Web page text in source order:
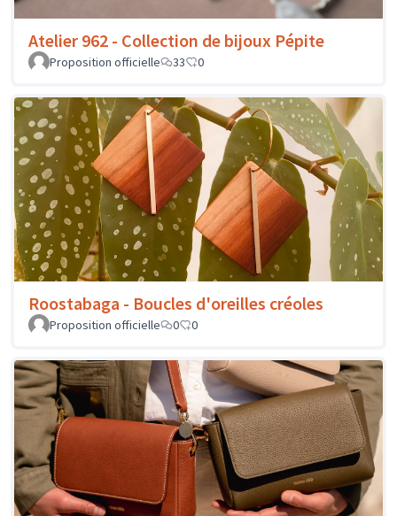
Atelier 962 - Collection de bijoux Pépite
Proposition officielle 33 0
Roostabaga - Boucles d'oreilles créoles
Proposition officielle 0 0